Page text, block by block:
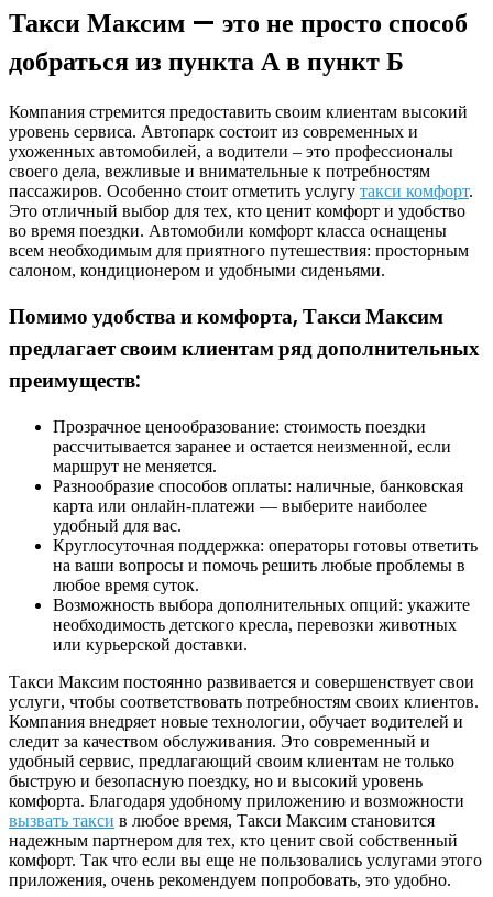
Такси Максим — это не просто способ
добраться из пункта А в пункт Б
Компания стремится предоставить своим клиентам высокий
уровень сервиса. Автопарк состоит из современных и
ухоженных автомобилей, а водители – это профессионалы
своего дела, вежливые и внимательные к потребностям
пассажиров. Особенно стоит отметить услугу такси комфорт.
Это отличный выбор для тех, кто ценит комфорт и удобство
во время поездки. Автомобили комфорт класса оснащены
всем необходимым для приятного путешествия: просторным
салоном, кондиционером и удобными сиденьями.
Помимо удобства и комфорта, Такси Максим
предлагает своим клиентам ряд дополнительных
преимуществ:
Прозрачное ценообразование: стоимость поездки
рассчитывается заранее и остается неизменной, если
маршрут не меняется.
Разнообразие способов оплаты: наличные, банковская
карта или онлайн-платежи — выберите наиболее
удобный для вас.
Круглосуточная поддержка: операторы готовы ответить
на ваши вопросы и помочь решить любые проблемы в
любое время суток.
Возможность выбора дополнительных опций: укажите
необходимость детского кресла, перевозки животных
или курьерской доставки.
Такси Максим постоянно развивается и совершенствует свои
услуги, чтобы соответствовать потребностям своих клиентов.
Компания внедряет новые технологии, обучает водителей и
следит за качеством обслуживания. Это современный и
удобный сервис, предлагающий своим клиентам не только
быструю и безопасную поездку, но и высокий уровень
комфорта. Благодаря удобному приложению и возможности
вызвать такси в любое время, Такси Максим становится
надежным партнером для тех, кто ценит свой собственный
комфорт. Так что если вы еще не пользовались услугами этого
приложения, очень рекомендуем попробовать, это удобно.